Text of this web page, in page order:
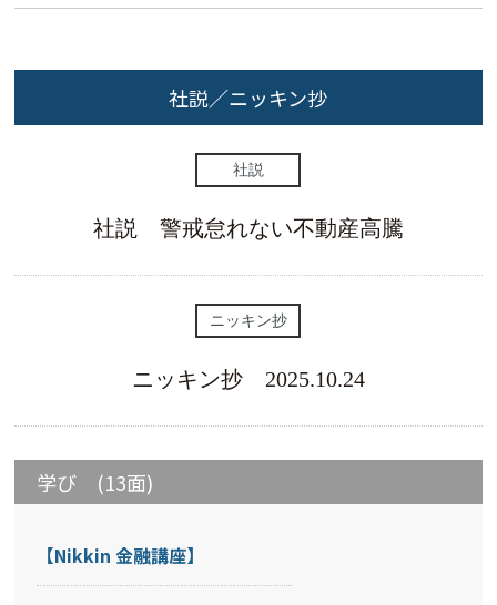
社説／ニッキン抄
社説
社説 警戒怠れない不動産高騰
ニッキン抄
ニッキン抄 2025.10.24
学び (13面)
【Nikkin 金融講座】